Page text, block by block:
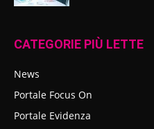
CATEGORIE PIÙ LETTE
News
Portale Focus On
Portale Evidenza